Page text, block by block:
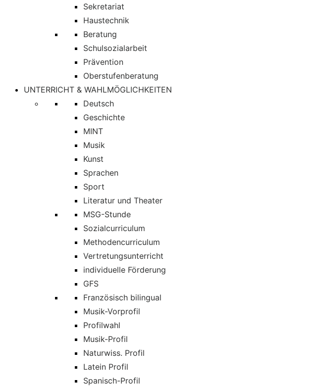
Sekretariat
Haustechnik
Beratung
Schulsozialarbeit
Prävention
Oberstufenberatung
UNTERRICHT & WAHLMÖGLICHKEITEN
Deutsch
Geschichte
MINT
Musik
Kunst
Sprachen
Sport
Literatur und Theater
MSG-Stunde
Sozialcurriculum
Methodencurriculum
Vertretungsunterricht
individuelle Förderung
GFS
Französisch bilingual
Musik-Vorprofil
Profilwahl
Musik-Profil
Naturwiss. Profil
Latein Profil
Spanisch-Profil